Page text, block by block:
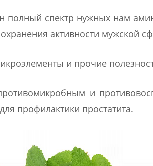
полный спектр нужных нам
активности мужской
и прочие
и
профилактики простатита.